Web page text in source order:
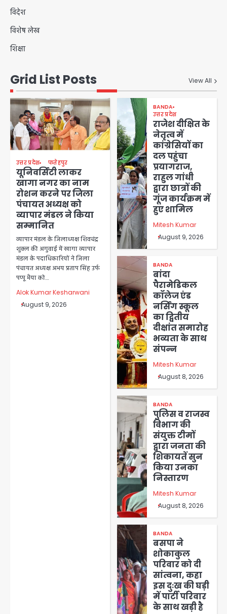
विदेश
विशेष लेख
शिक्षा
Grid List Posts View All
उत्तर प्रदेश फतेहपुर
यूनिवर्सिटी लाकर
खागा नगर का नाम
रोशन करने पर जिला
पंचायत अध्यक्ष को
व्यापार मंडल ने किया
सम्मानित
व्यापार मंडल के जिलाध्यक्ष शिवचंद्र
शुक्ल की अगुवाई में खागा व्यापार
मंडल के पदाधिकारियों ने जिला
पंचायत अध्यक्ष अभय प्रताप सिंह उर्फ
पप्पू भैया को…
Alok Kumar Kesharwani
August 9, 2026
BANDA
उत्तर प्रदेश
राजेश दीक्षित के
नेतृत्व में
कांग्रेसियों का
दल पहुंचा
प्रयागराज,
राहुल गांधी
द्वारा छात्रों की
गूंज कार्यक्रम में
हुए शामिल
Mitesh Kumar
August 9, 2026
BANDA
बांदा
पैरामेडिकल
कॉलेज एंड
नर्सिंग स्कूल
का द्वितीय
दीक्षांत समारोह
भव्यता के साथ
संपन्न
Mitesh Kumar
August 8, 2026
BANDA
पुलिस व राजस्व
विभाग की
संयुक्त टीमों
द्वारा जनता की
शिकायतें सुन
किया उनका
निस्तारण
Mitesh Kumar
August 8, 2026
BANDA
बसपा ने
शोकाकुल
परिवार को दी
सांत्वना, कहा
इस दुःख की घड़ी
में पार्टी परिवार
के साथ खड़ी है